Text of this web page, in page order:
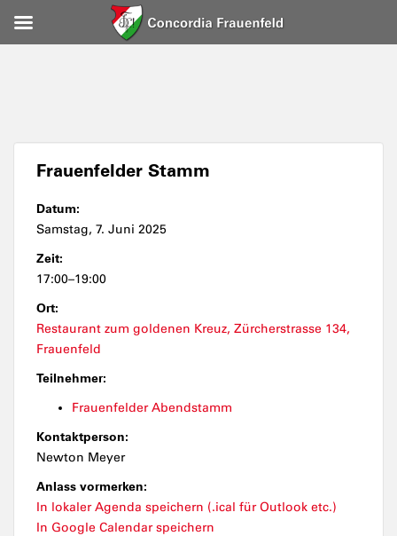
Frauenfelder Stamm
Datum:
Samstag, 7. Juni 2025
Zeit:
17:00–19:00
Ort:
Restaurant zum goldenen Kreuz, Zürcherstrasse 134,
Frauenfeld
Teilnehmer:
Frauenfelder Abendstamm
Kontaktperson:
Newton Meyer
Anlass vormerken:
In lokaler Agenda speichern (.ical für Outlook etc.)
In Google Calendar speichern